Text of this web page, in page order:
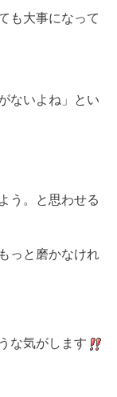
も大事になって
ないよね」とい
う。と思わせる
っと磨かなけれ
な気がします